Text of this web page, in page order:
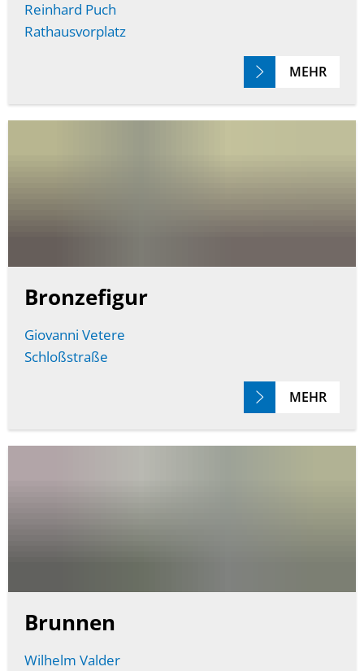
Reinhard Puch
Rathausvorplatz
MEHR
Bronzefigur
Giovanni Vetere
Schloßstraße
MEHR
Brunnen
Wilhelm Valder